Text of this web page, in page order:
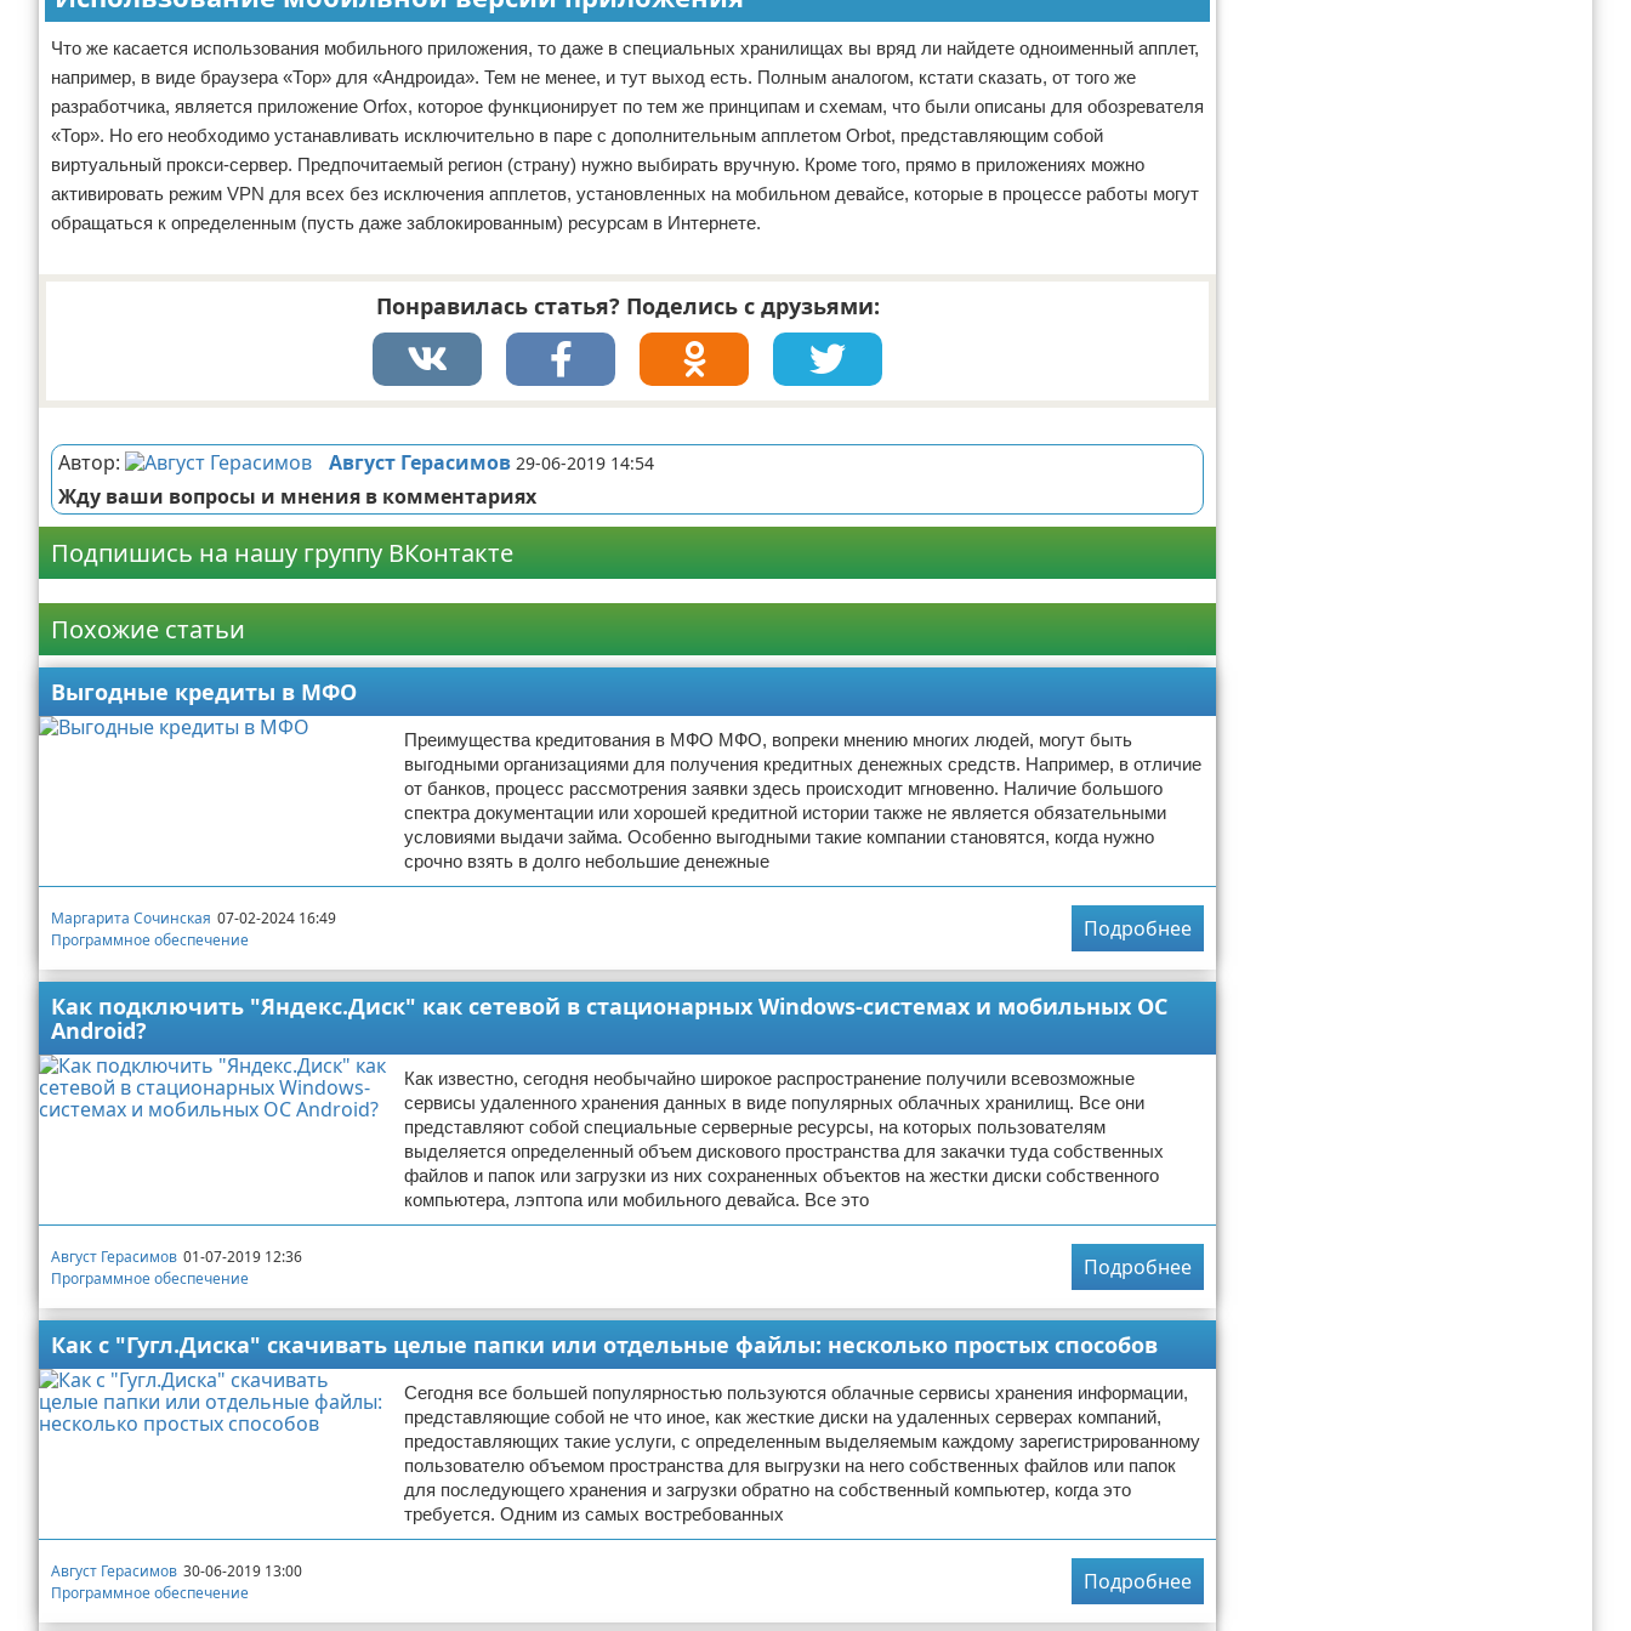
Что же касается использования мобильного приложения, то даже в специальных хранилищах вы вряд ли найдете одноименный апплет,
например, в виде браузера «Тор» для «Андроида». Тем не менее, и тут выход есть. Полным аналогом, кстати сказать, от того же
разработчика, является приложение Orfox, которое функционирует по тем же принципам и схемам, что были описаны для обозревателя
«Тор». Но его необходимо устанавливать исключительно в паре с дополнительным апплетом Orbot, представляющим собой
виртуальный прокси-сервер. Предпочитаемый регион (страну) нужно выбирать вручную. Кроме того, прямо в приложениях можно
активировать режим VPN для всех без исключения апплетов, установленных на мобильном девайсе, которые в процессе работы могут
обращаться к определенным (пусть даже заблокированным) ресурсам в Интернете.
Понравилась статья? Поделись с друзьями:
Автор: Август Герасимов 29-06-2019 14:54
Жду ваши вопросы и мнения в комментариях
Подпишись на нашу группу ВКонтакте
Похожие статьи
Выгодные кредиты в МФО
Преимущества кредитования в МФО МФО, вопреки мнению многих людей, могут быть
выгодными организациями для получения кредитных денежных средств. Например, в отличие
от банков, процесс рассмотрения заявки здесь происходит мгновенно. Наличие большого
спектра документации или хорошей кредитной истории также не является обязательными
условиями выдачи займа. Особенно выгодными такие компании становятся, когда нужно
срочно взять в долго небольшие денежные
Маргарита Сочинская 07-02-2024 16:49
Программное обеспечение
Подробнее
Как подключить "Яндекс.Диск" как сетевой в стационарных Windows-системах и мобильных ОС
Android?
Как известно, сегодня необычайно широкое распространение получили всевозможные
сервисы удаленного хранения данных в виде популярных облачных хранилищ. Все они
представляют собой специальные серверные ресурсы, на которых пользователям
выделяется определенный объем дискового пространства для закачки туда собственных
файлов и папок или загрузки из них сохраненных объектов на жестки диски собственного
компьютера, лэптопа или мобильного девайса. Все это
Август Герасимов 01-07-2019 12:36
Программное обеспечение
Подробнее
Как с "Гугл.Диска" скачивать целые папки или отдельные файлы: несколько простых способов
Сегодня все большей популярностью пользуются облачные сервисы хранения информации,
представляющие собой не что иное, как жесткие диски на удаленных серверах компаний,
предоставляющих такие услуги, с определенным выделяемым каждому зарегистрированному
пользователю объемом пространства для выгрузки на него собственных файлов или папок
для последующего хранения и загрузки обратно на собственный компьютер, когда это
требуется. Одним из самых востребованных
Август Герасимов 30-06-2019 13:00
Программное обеспечение
Подробнее